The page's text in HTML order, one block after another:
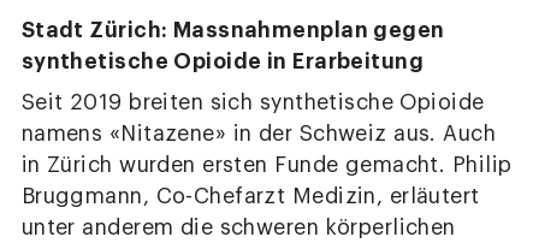
Stadt Zürich: Massnahmenplan gegen
synthetische Opioide in Erarbeitung
Seit 2019 breiten sich synthetische Opioide
namens «Nitazene» in der Schweiz aus. Auch
in Zürich wurden ersten Funde gemacht. Philip
Bruggmann, Co-Chefarzt Medizin, erläutert
unter anderem die schweren körperlichen